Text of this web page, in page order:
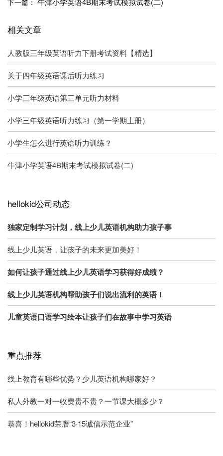
下一篇：
相关文章
人教版三年级英语听力下册考试资料【精选】
关于四年级英语课后听力练习
小学三年级英语第三单元听力材料
小学三年级英语听力练习（第一学期上册）
小学生怎么进行英语听力训练？
牛津小学英语4B期末考试模拟试卷(二)
hellokid公司动态
独家定制学习计划，线上少儿英语机构助力孩子事
线上少儿英语，让孩子的未来更加美好！
如何让孩子通过线上少儿英语学习获得好成绩？
线上少儿英语机构帮助孩子们说出流利的英语！
儿童英语口语学习绘本让孩子们在故事中学习英语
重点推荐
线上教育有哪些优势？少儿英语机构哪家好？
私人外教一对一收费贵不贵？一节课大概多少？
恭喜！hellokid荣膺“3·15诚信示范企业”